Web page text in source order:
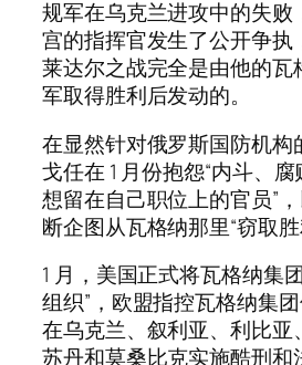
规军在乌克兰进攻中的失败
宫的指挥官发生了公开争执
莱达尔之战完全是由他的瓦
军取得胜利后发动的。
在显然针对俄罗斯国防机构
戈任在 1 月份抱怨“内斗、
想留在自己职位上的官员”
断企图从瓦格纳那里“窃取胜
1 月，美国正式将瓦格纳集
组织”，欧盟指控瓦格纳集
在乌克兰、叙利亚、利比亚
苏丹和莫桑比克实施酷刑和